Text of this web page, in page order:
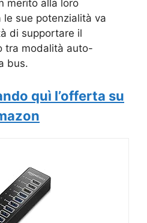
merito alla loro
sue potenzialità va
di supportare il
tra modalità auto-
bus.
quì l’offerta su